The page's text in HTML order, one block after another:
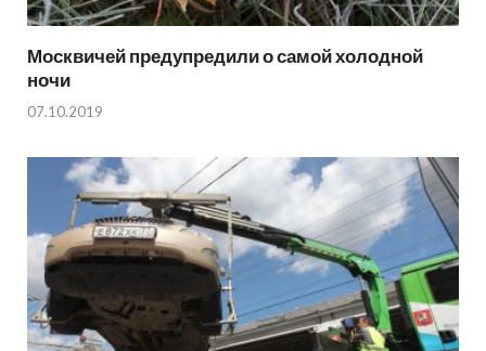
Москвичей предупредили о самой холодной
ночи
07.10.2019